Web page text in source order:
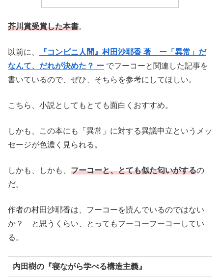
芥川賞受賞した本書。
以前に、
『コンビニ人間』村田沙耶香 著 ー「異常」だ
なんて、だれが決めた？ ー でフーコーと関連した記事を
書いているので、ぜひ、そちらを参考にしてほしい。
こちら、小説としてもとても面白くおすすめ。
しかも、この本にも「異常」に対する異議申立というメッ
セージが色濃く見られる。
しかも、しかも、 フーコーと、とても似た匂いがするの
だ。
作者の村田沙耶香は、フーコーを読んでいるのではない
か？ と思うくらい、とってもフーコーフーコーしてい
る。
内田樹の『寝ながら学べる構造主義』